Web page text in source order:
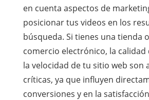
en cuenta aspectos de
posicionar tus videos en los
búsqueda. Si tienes una tienda
comercio electrónico, la
la velocidad de tu sitio web son
críticas, ya que influyen
conversiones y en la